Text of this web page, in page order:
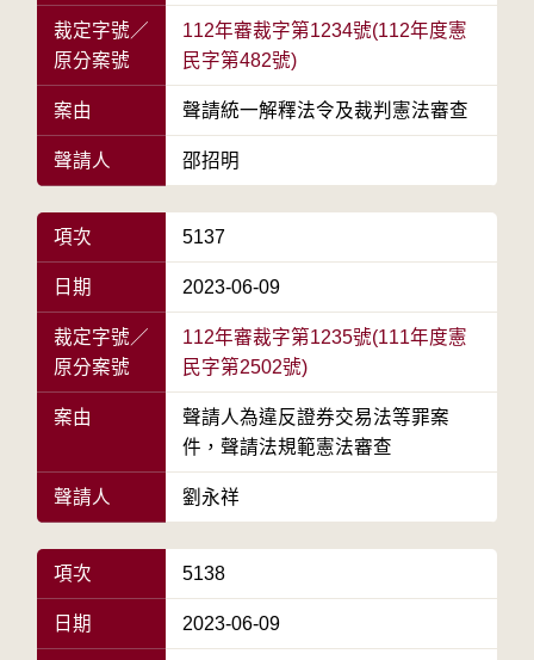
裁定字號／
原分案號
112年審裁字第1234號(112年度憲
民字第482號)
案由 聲請統一解釋法令及裁判憲法審查
聲請人 邵招明
項次 5137
日期 2023-06-09
裁定字號／
原分案號
112年審裁字第1235號(111年度憲
民字第2502號)
案由
聲請人為違反證券交易法等罪案
件，聲請法規範憲法審查
聲請人 劉永祥
項次 5138
日期 2023-06-09